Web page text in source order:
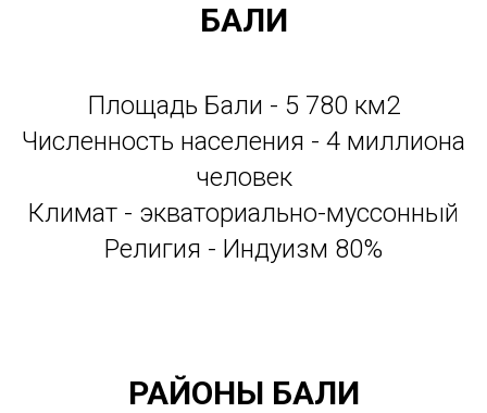
БАЛИ
Площадь Бали - 5 780 км2
Численность населения - 4 миллиона
человек
Климат - экваториально-муссонный
Религия - Индуизм 80%
РАЙОНЫ БАЛИ